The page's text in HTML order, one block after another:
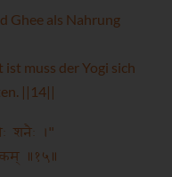
Ghee als Nahrung
muss der Yogi sich
||14||
शनैः ।"
॥१५॥